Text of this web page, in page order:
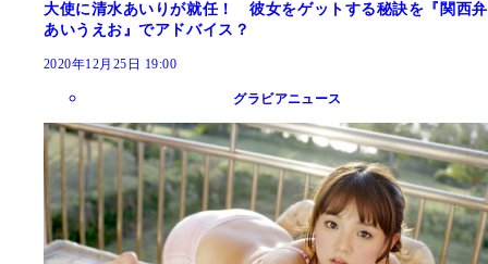
大使に清水あいりが就任！ 彼女をゲットする秘訣を『関西弁
あいうえお』でアドバイス？
2020年12月25日 19:00
グラビアニュース